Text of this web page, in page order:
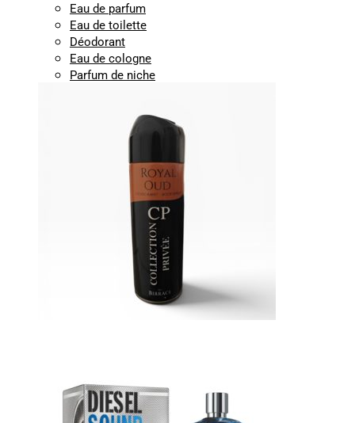
Eau de parfum
Eau de toilette
Déodorant
Eau de cologne
Parfum de niche